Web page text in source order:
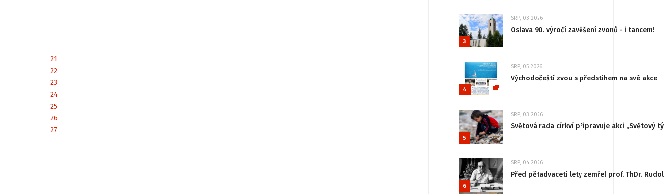
21
22
23
24
25
26
27
3
SRP, 03 2026
Oslava 90. výročí zavěšení zvonů - i tancem!
4
SRP, 05 2026
Východočeští zvou s předstihem na své akce
5
SRP, 03 2026
Světová rada církví připravuje akci „Světový
6
SRP, 04 2026
Před pětadvaceti lety zemřel prof. ThDr.